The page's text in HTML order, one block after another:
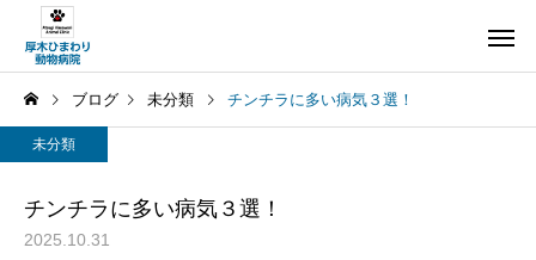
ブログ 未分類 チンチラに多い病気３選！
未分類
チンチラに多い病気３選！
2025.10.31